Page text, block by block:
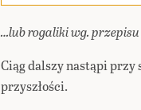
…lub rogaliki wg.
Ciąg dalszy nastąpi
przyszłości.